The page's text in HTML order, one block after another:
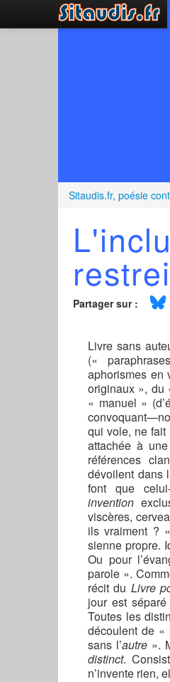
Sitaudis.fr, poésie
Partager sur :
Livre sans
(«
aphorismes en
originaux », du
« manuel »
convoquant—
qui vole, ne
attachée à
références
dévoilent dans
font que
invention
viscères,
ils vraiment ?
sienne propre.
Ou pour
parole ».
récit du Livre
jour est
Toutes les
découlent de «
sans l’autre».
distinct.
n’invente rien,